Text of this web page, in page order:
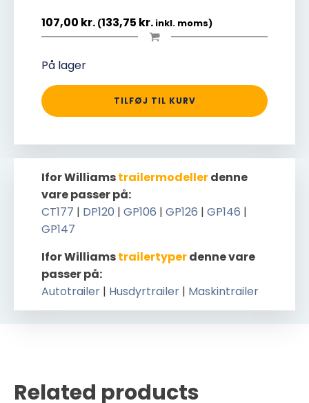
107,00 kr. (133,75 kr. inkl. moms)
På lager
TILFØJ TIL KURV
Ifor Williamstrailertyperdenne vare
passer på:
Autotrailer | Husdyrtrailer | Maskintrailer
Ifor Williamstrailermodellerdenne
vare passer på:
CT177 | DP120 | GP106 | GP126 | GP146 |
GP147
Related products